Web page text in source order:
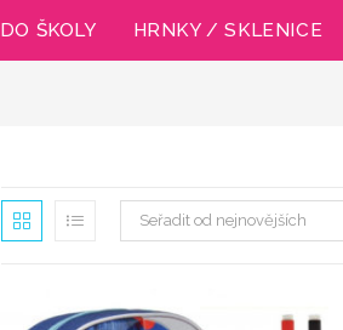
DO ŠKOLY HRNKY / SKLENICE
Seřadit od nejnovějších